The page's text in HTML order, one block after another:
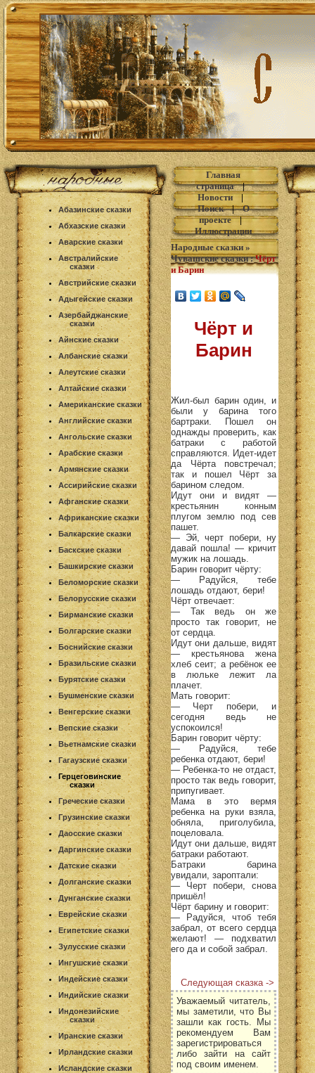
Абазинские сказки
Абхазские сказки
Аварские сказки
Австралийские
сказки
Австрийские сказки
Адыгейские сказки
Азербайджанские
сказки
Айнские сказки
Албанские сказки
Алеутские сказки
Алтайские сказки
Американские сказки
Английские сказки
Ангольские сказки
Арабские сказки
Армянские сказки
Ассирийские сказки
Афганские сказки
Африканские сказки
Балкарские сказки
Баскские сказки
Башкирские сказки
Беломорские сказки
Белорусские сказки
Бирманские сказки
Болгарские сказки
Боснийские сказки
Бразильские сказки
Бурятские сказки
Бушменские сказки
Венгерские сказки
Вепские сказки
Вьетнамские сказки
Гагаузские сказки
Герцеговинские
сказки
Греческие сказки
Грузинские сказки
Даосские сказки
Даргинские сказки
Датские сказки
Долганские сказки
Дунганские сказки
Еврейские сказки
Египетские сказки
Зулусские сказки
Ингушские сказки
Индейские сказки
Индийские сказки
Индонезийские
сказки
Иранские сказки
Ирландские сказки
Исландские сказки
Главная
страница|
Новости|
Поиск|О
проекте|
Иллюстрации
Народные сказки »
Чувашские сказки: Чёрт
и Барин
Чёрт и
Барин
Жил-был барин один, и
были у барина того
бартраки. Пошел он
однажды проверить, как
батраки с работой
справляются. Идет-идет
да Чёрта повстречал;
так и пошел Чёрт за
барином следом.
Идут они и видят —
крестьянин конным
плугом землю под сев
пашет.
— Эй, черт побери, ну
давай пошла! — кричит
мужик на лошадь.
Барин говорит чёрту:
— Радуйся, тебе
лошадь отдают, бери!
Чёрт отвечает:
— Так ведь он же
просто так говорит, не
от сердца.
Идут они дальше, видят
— крестьянова жена
хлеб сеит; а ребёнок ее
в люльке лежит ла
плачет.
Мать говорит:
— Черт побери, и
сегодня ведь не
успокоился!
Барин говорит чёрту:
— Радуйся, тебе
ребенка отдают, бери!
— Ребенка-то не отдаст,
просто так ведь говорит,
припугивает.
Мама в это вермя
ребенка на руки взяла,
обняла, приголубила,
поцеловала.
Идут они дальше, видят
батраки работают.
Батраки барина
увидали, зароптали:
— Черт побери, снова
пришёл!
Чёрт барину и говорит:
— Радуйся, чтоб тебя
забрал, от всего сердца
желают! — подхватил
его да и собой забрал.
Следующая сказка ->
Уважаемый читатель,
мы заметили, что Вы
зашли как гость. Мы
рекомендуем Вам
зарегистрироваться
либо зайти на сайт
под своим именем.